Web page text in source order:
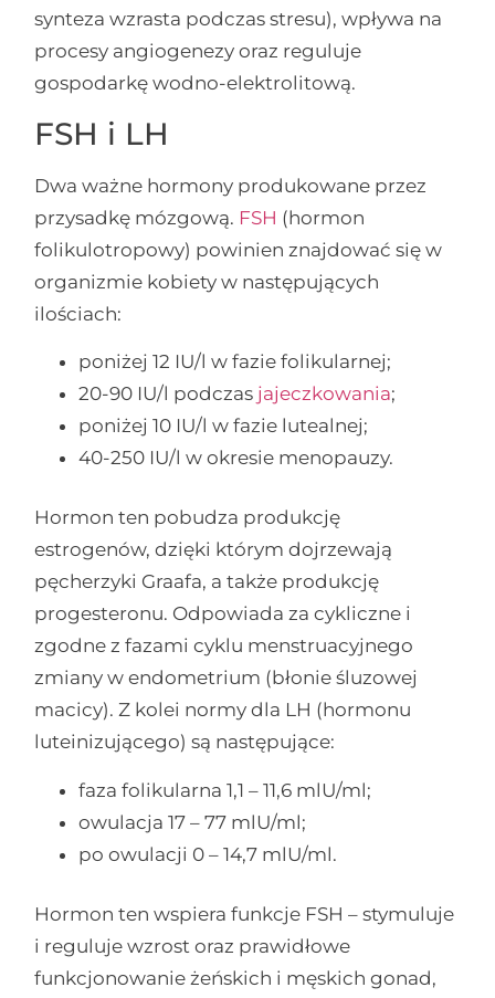
synteza wzrasta podczas stresu), wpływa na
procesy angiogenezy oraz reguluje
gospodarkę wodno-elektrolitową.
FSH i LH
Dwa ważne hormony produkowane przez
przysadkę mózgową. FSH (hormon
folikulotropowy) powinien znajdować się w
organizmie kobiety w następujących
ilościach:
poniżej 12 IU/l w fazie folikularnej;
20-90 IU/l podczas jajeczkowania;
poniżej 10 IU/l w fazie lutealnej;
40-250 IU/l w okresie menopauzy.
Hormon ten pobudza produkcję
estrogenów, dzięki którym dojrzewają
pęcherzyki Graafa, a także produkcję
progesteronu. Odpowiada za cykliczne i
zgodne z fazami cyklu menstruacyjnego
zmiany w endometrium (błonie śluzowej
macicy). Z kolei normy dla LH (hormonu
luteinizującego) są następujące:
faza folikularna 1,1 – 11,6 mlU/ml;
owulacja 17 – 77 mlU/ml;
po owulacji 0 – 14,7 mlU/ml.
Hormon ten wspiera funkcje FSH – stymuluje
i reguluje wzrost oraz prawidłowe
funkcjonowanie żeńskich i męskich gonad,